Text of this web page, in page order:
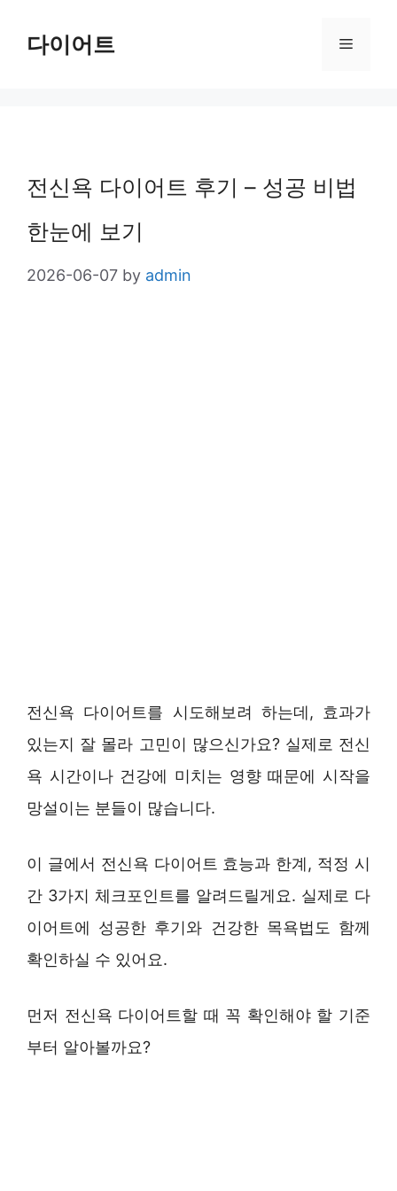
다이어트 Menu
전신욕 다이어트 후기 – 성공 비법
한눈에 보기
2026-06-07 by admin
전신욕 다이어트를 시도해보려 하는데, 효과가
있는지 잘 몰라 고민이 많으신가요? 실제로 전신
욕 시간이나 건강에 미치는 영향 때문에 시작을
망설이는 분들이 많습니다.
이 글에서 전신욕 다이어트 효능과 한계, 적정 시
간 3가지 체크포인트를 알려드릴게요. 실제로 다
이어트에 성공한 후기와 건강한 목욕법도 함께
확인하실 수 있어요.
먼저 전신욕 다이어트할 때 꼭 확인해야 할 기준
부터 알아볼까요?